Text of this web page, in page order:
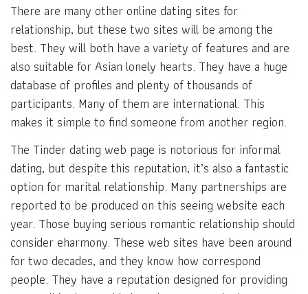
There are many other online dating sites for
relationship, but these two sites will be among the
best. They will both have a variety of features and are
also suitable for Asian lonely hearts. They have a huge
database of profiles and plenty of thousands of
participants. Many of them are international. This
makes it simple to find someone from another region.
The Tinder dating web page is notorious for informal
dating, but despite this reputation, it’s also a fantastic
option for marital relationship. Many partnerships are
reported to be produced on this seeing website each
year. Those buying serious romantic relationship should
consider eharmony. These web sites have been around
for two decades, and they know how correspond
people. They have a reputation designed for providing